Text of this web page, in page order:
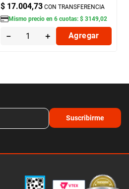
$ 17.004,73 CON TRANSFERENCIA
Mismo precio en 6cuotas: $ 3149,02
＋
－ Agregar
Suscribirme